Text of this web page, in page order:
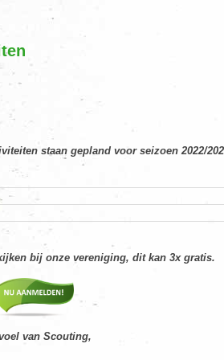
staan gepland voor seizoen 2022/
bij onze vereniging, dit kan 3x gratis.
van Scouting,